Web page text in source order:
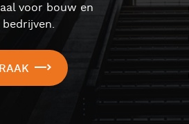
voor bouw en